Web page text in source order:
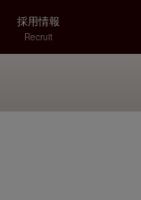
採用情報
Recruit